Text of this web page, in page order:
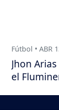
Fútbol • ABR
Jhon
el